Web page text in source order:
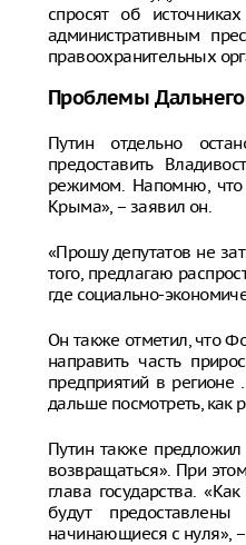
спросят об
административным
правоохранительных
Проблемы
Путин отдельно
предоставить
режимом. Напомню, что
Крыма», – заявил он.
«Прошу депутатов не
того, предлагаю
где социально-
Он также отметил, что
направить часть
предприятий в
дальше посмотреть, как
Путин также
возвращаться». При
глава государства.
будут
начинающиеся с нуля»,